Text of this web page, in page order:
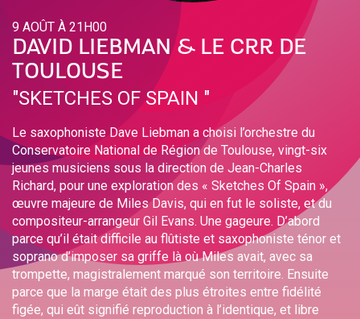
9 AOÛT À 21H00
DAVID LIEBMAN & LE CRR DE
TOULOUSE
"SKETCHES OF SPAIN "
Le saxophoniste Dave Liebman a choisi l’orchestre du
Conservatoire National de Région de Toulouse, vingt-six
jeunes musiciens sous la direction de Jean-Charles
Richard, pour une exploration des « Sketches Of Spain »,
œuvre majeure de Miles Davis, qui en fut le soliste, et du
compositeur-arrangeur Gil Evans. Une gageure. D’abord
parce qu’il était difficile au flûtiste et saxophoniste ténor et
soprano d’imposer sa griffe là où Miles avait, avec sa
trompette, magistralement marqué son territoire. Ensuite
parce que la marge était des plus étroites entre fidélité
figée, qui eût signifié reproduction à l’identique, et libre